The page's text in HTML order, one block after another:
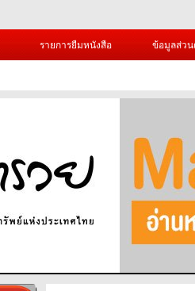
รายการยืมหนังสือ ข้อมูลส่ว